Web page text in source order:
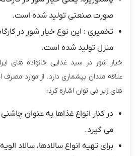
صورت صنعتی تولید شده است.
تخمیری : این نوع خیار شور در
منزل تولید شده است.
خیار شور در سبد غذایی خانواده های
علاقه مندان بیشماری دارد. از موارد مصرف
های زیر می توان اشاره کرد:
در کنار انواع غذاها به عنوان چاشنی
می گیرد.
برای تهیه انواع سالادها، سالاد